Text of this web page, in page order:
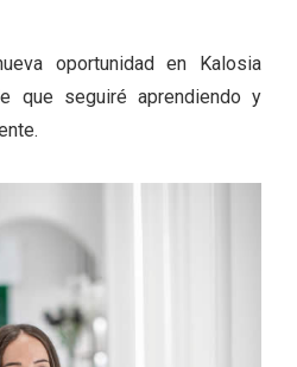
oportunidad en Kalosia
que seguiré aprendiendo y